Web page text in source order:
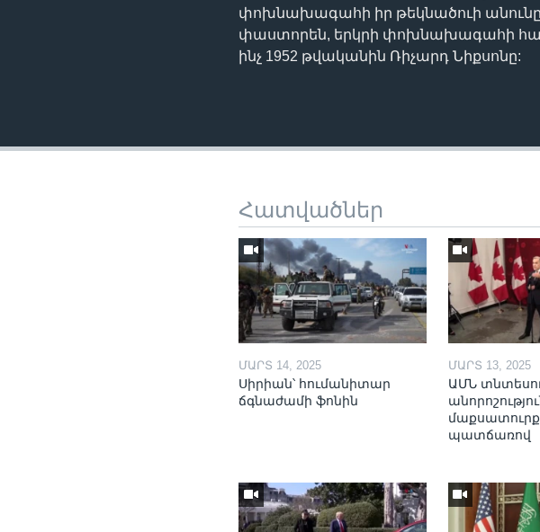
փոխնախագահի իր թեկնածուի
փաստորեն, երկրի փոխնախագահի
ինչ 1952 թվականին Ռիչարդ Նիքսոնը:
Հատվածներ
ՄԱՐՏ 14, 2025
Սիրիան՝ հումանիտար
ճգնաժամի ֆոնին
ՄԱՐՏ 13, 2025
ԱՄՆ
պատճառով